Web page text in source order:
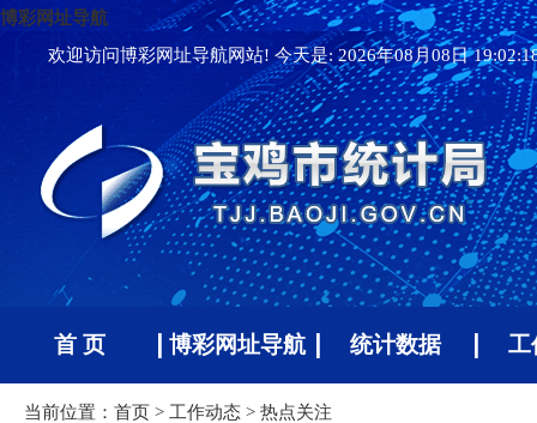
博彩网址导航
欢迎访问博彩网址导航网站! 今天是:2026年08月08日
首 页 博彩网址导航 统计数据 工
当前位置： 首页 > 工作动态 > 热点关注